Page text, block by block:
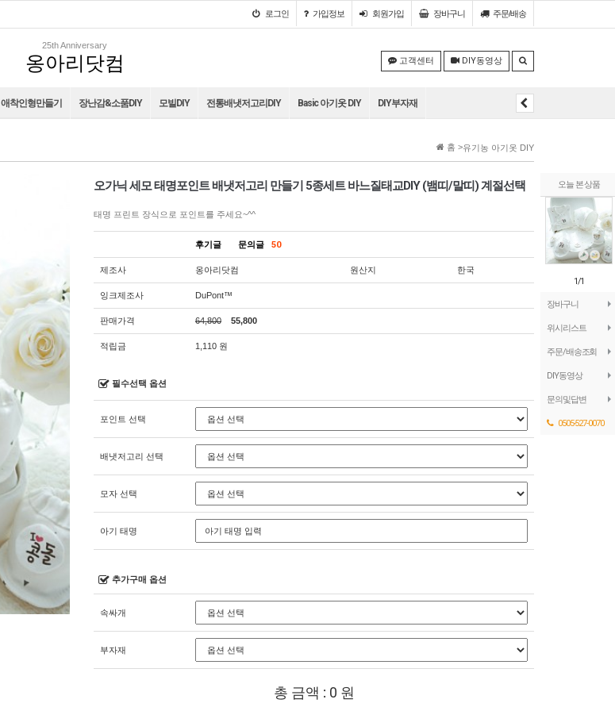
로그인 가입정보 회원가입 장바구니 주문/배송
오늘 본 상품
1/1
장바구니
위시리스트
주문/배송조회
DIY동영상
문의및답변
0505-527-0070
25th Anniversary
옹아리닷컴 고객센터 DIY동영상
애착인형만들기 장난감&소품DIY 모빌DIY 전통배냇저고리DIY Basic 아기옷 DIY DIY부자재
홈 >유기농 아기옷 DIY
오가닉 세모 태명포인트 배냇저고리 만들기 5종세트 바느질태교DIY (뱀띠/말띠) 계절선택
태명 프린트 장식으로 포인트를 주세요~^^
후기글 문의글 50
제조사 옹아리닷컴 원산지 한국
잉크제조사 DuPont™
판매가격 64,800 55,800
적립금 1,110 원
필수선택 옵션
포인트 선택
배냇저고리 선택
모자 선택
아기 태명
추가구매 옵션
속싸개
부자재
총 금액 : 0 원